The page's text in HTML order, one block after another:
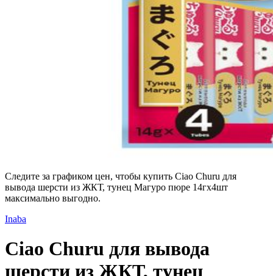
Следите за графиком цен, чтобы купить Ciao Churu для
вывода шерсти из ЖКТ, тунец Магуро пюре 14гх4шт
максимально выгодно.
Inaba
Ciao Churu для вывода
шерсти из ЖКТ, тунец